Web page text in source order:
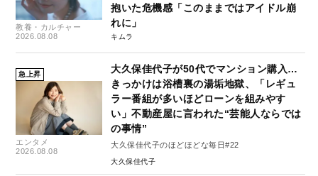
教養・カルチャー
2026.08.08
抱いた危機感「このままではアイドル崩
れに」
キムラ
急上昇
エンタメ
2026.08.08
大久保佳代子が50代でマンション購入…
きっかけは浴槽裏の湯垢地獄、「レギュ
ラー番組が多いほどローンを組みやす
い」不動産屋に言われた“芸能人ならでは
の事情”
大久保佳代子のほどほどな毎日#22
大久保佳代子